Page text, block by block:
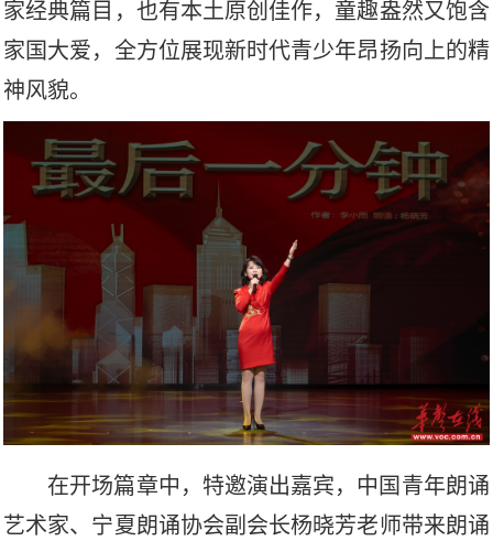
家经典篇目，也有本土原创佳作，童趣盎然又饱含
家国大爱，全方位展现新时代青少年昂扬向上的精
神风貌。
在开场篇章中，特邀演出嘉宾，中国青年朗诵
艺术家、宁夏朗诵协会副会长杨晓芳老师带来朗诵